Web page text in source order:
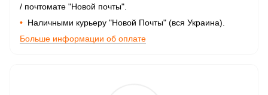
/ почтомате "Новой почты".
• Наличными курьеру "Новой Почты" (вся Украина).
Больше информации об оплате